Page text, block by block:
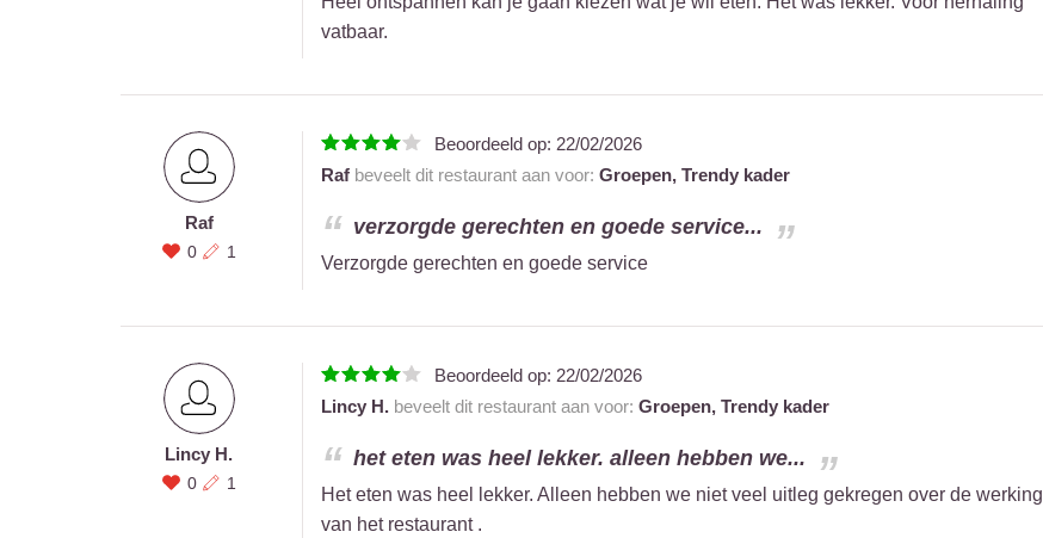
vatbaar.
Raf
0 1
Beoordeeld op: 22/02/2026
Rafbeveelt dit restaurant aan voor: Groepen, Trendy kader
verzorgde gerechten en goede service...
Verzorgde gerechten en goede service
Lincy H.
0 1
Beoordeeld op: 22/02/2026
Lincy H.beveelt dit restaurant aan voor: Groepen, Trendy kader
het eten was heel lekker. alleen hebben we...
Het eten was heel lekker. Alleen hebben we niet veel uitleg gekregen over de werking
van het restaurant .